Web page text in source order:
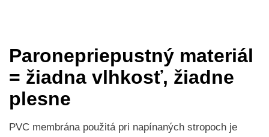
Paronepriepustný materiál
= žiadna vlhkosť, žiadne
plesne
PVC membrána použitá pri napínaných stropoch je